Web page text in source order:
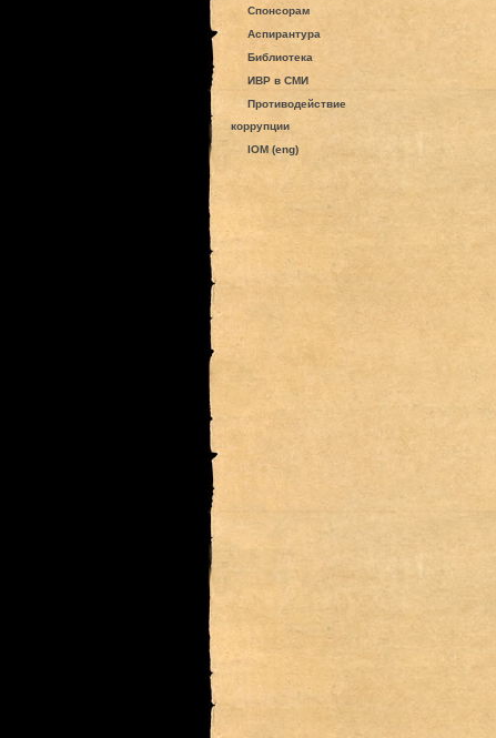
Спонсорам
Аспирантура
Библиотека
ИВР в СМИ
Противодействие
коррупции
IOM (eng)